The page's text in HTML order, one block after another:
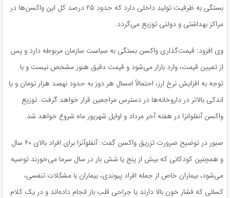
بستگی به ظرفیت تولید داخلی دارد که حدود ۲۵ درصد کل این واکسن‌ها در
مراکز بهداشتی و دولتی توزیع می‌گردد.
وی افزود: قیمت‌گذاری واکسن بستگی به سیاست سازمان مربوطه دارد و پس
از تعیین قیمت، وارد بازار می‌شود و قیمت دقیق هنوز مشخص نیست و با
توجه به افزایش نرخ ارز، احتمالاً امسال هر دوز به حدود نهصد هزار تومان و یا
اندکی بالاتر در داروخانه‌ها در دسترس مراجعین قرار خواهد گرفت. توزیع
واکسن آنفلوانزا در هفته آخر مرداد و اوایل شهریور ماه شروع خواهد شد.
صبور در توضیح ضرورت تزریق واکسن گفت: آنفلوآنزا برای افراد بالای ۶۰ سال
و همچنین کودکانی که بیش از پنج یا شش بار در سال سرما می‌خورند توصیه
می‌شود، بیماران خاص از جمله افراد پیوندی، بیماران با مشکلات تنفسی،
کسانی که فشار خون بالا دارند یا جراحی قلب باز انجام داده‌اند و در یک کلام